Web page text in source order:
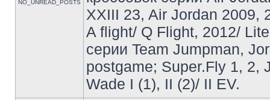
XXIII 23, Air Jordan 2009,
A flight/ Q Flight, 2012/
серии Team Jumpman,
postgame; Super.Fly 1, 2,
Wade I (1), II (2)/ II EV.